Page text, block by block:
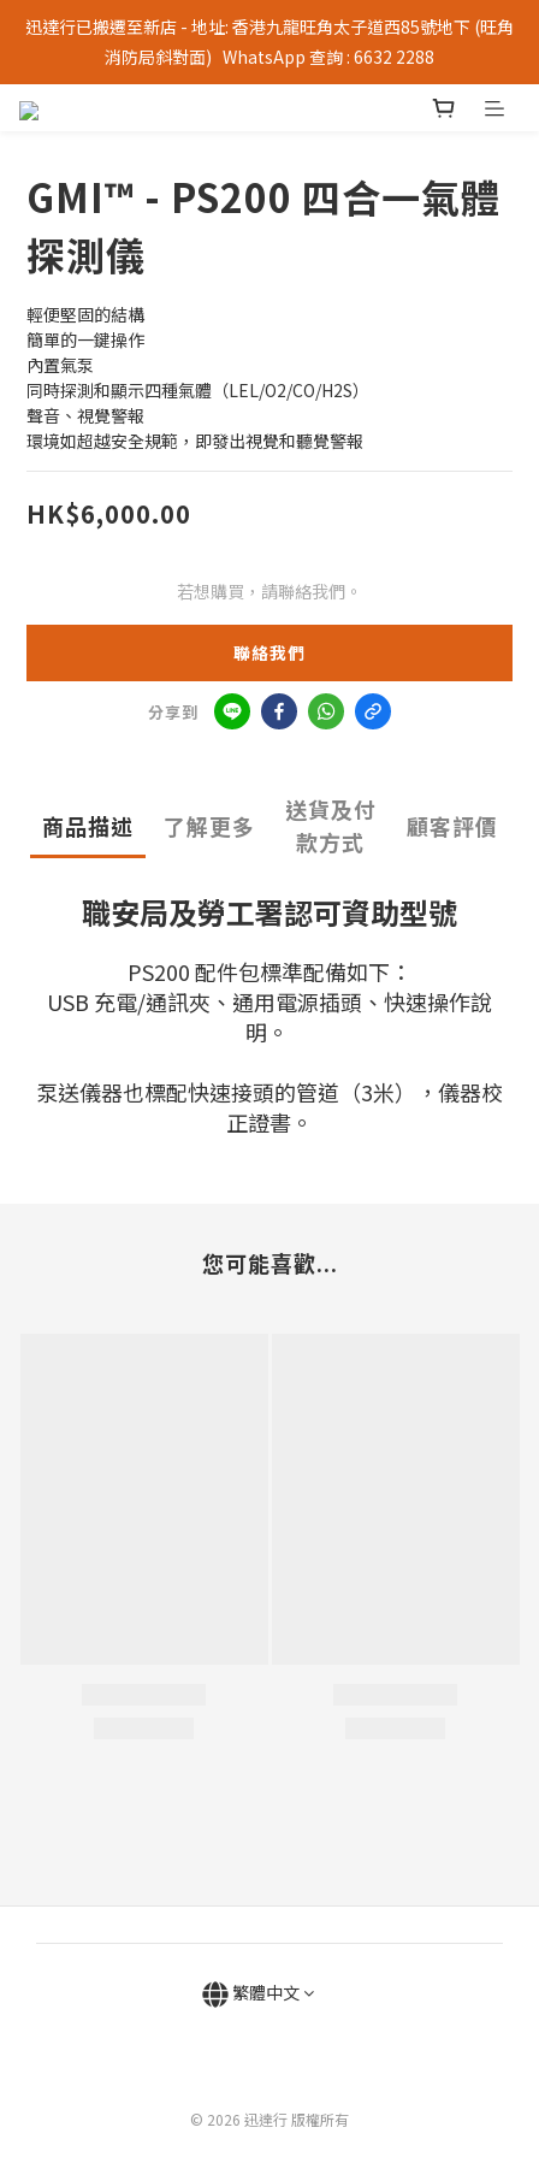
迅達行已搬遷至新店 - 地址: 香港九龍旺角太子道西85號地下 (旺角
消防局斜對面)   WhatsApp 查詢 : 6632 2288
GMI™ - PS200 四合一氣體
探測儀
輕便堅固的結構
簡單的一鍵操作
內置氣泵
同時探測和顯示四種氣體（LEL/O2/CO/H2S）
聲音、視覺警報
環境如超越安全規範，即發出視覺和聽覺警報
HK$6,000.00
若想購買，請聯絡我們。
聯絡我們
分享到
商品描述 了解更多
送貨及付
款方式
顧客評價
職安局及勞工署認可資助型號
PS200 配件包標準配備如下：
USB 充電/通訊夾、通用電源插頭、快速操作說
明。
泵送儀器也標配快速接頭的管道（3米），儀器校
正證書。
您可能喜歡...
繁體中文
© 2026 迅達行 版權所有